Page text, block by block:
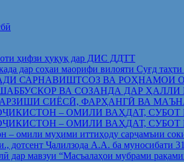
ҳифзи ҳуқуқ дар ДИС ДДТТ
дар соҳаи маорифи вилояти
САРНАВИШТСОЗ ВА РОҲНАМОИ
ВА СОЗАНДА ДАР
СИЁСӢ, ФАРҲАНГӢ ВА
– ОМИЛИ ВАҲДАТ,
– ОМИЛИ ВАҲДАТ,
– омили муҳими иттиҳоду сарҷамъии
Ҷалилзода А.А. ба муносибати
дар мавзуи “Масъалаҳои мубрами